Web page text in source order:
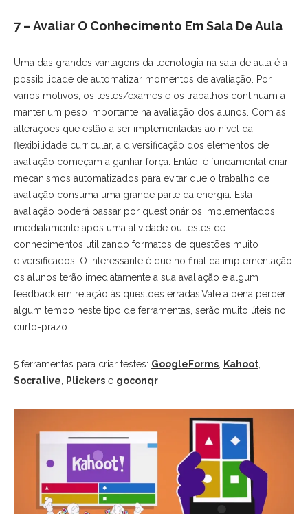
7 – Avaliar O Conhecimento Em Sala De Aula
Uma das grandes vantagens da tecnologia na sala de aula é a
possibilidade de automatizar momentos de avaliação. Por
vários motivos, os testes/exames e os trabalhos continuam a
manter um peso importante na avaliação dos alunos. Com as
alterações que estão a ser implementadas ao nível da
flexibilidade curricular, a diversificação dos elementos de
avaliação começam a ganhar força. Então, é fundamental criar
mecanismos automatizados para evitar que o trabalho de
avaliação consuma uma grande parte da energia. Esta
avaliação poderá passar por questionários implementados
imediatamente após uma atividade ou testes de
conhecimentos utilizando formatos de questões muito
diversificados. O interessante é que no final da implementação
os alunos terão imediatamente a sua avaliação e algum
feedback em relação às questões erradas.Vale a pena perder
algum tempo neste tipo de ferramentas, serão muito úteis no
curto-prazo.
5 ferramentas para criar testes: GoogleForms Kahoot
Socrative
Plickers e goconqr